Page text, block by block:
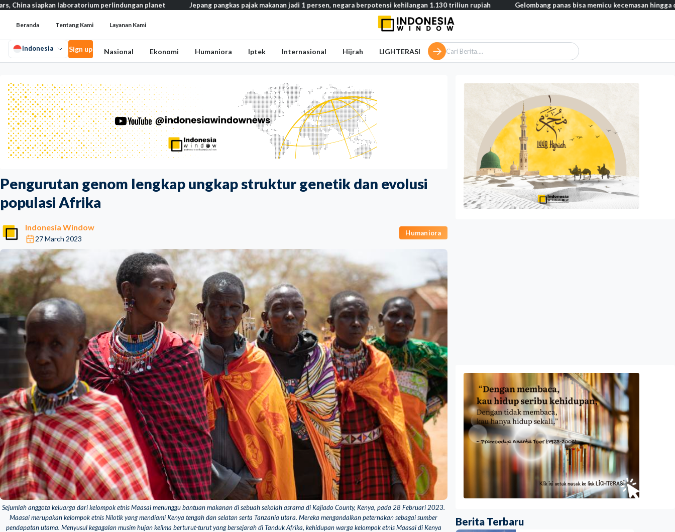
Pengurutan genom lengkap ungkap struktur genetik dan evolusi
populasi Afrika
Indonesia Window
27 March 2023
Humaniora
Sejumlah anggota keluarga dari kelompok etnis Maasai menunggu bantuan makanan di sebuah sekolah asrama di Kajiado County, Kenya, pada 28 Februari 2023.
Maasai merupakan kelompok etnis Nilotik yang mendiami Kenya tengah dan selatan serta Tanzania utara. Mereka mengandalkan peternakan sebagai sumber
pendapatan utama. Menyusul kegagalan musim hujan kelima berturut-turut yang bersejarah di Tanduk Afrika, kehidupan warga kelompok etnis Maasai di Kenya
Berita Terbaru
laboratorium perlindungan planet Jepang pangkas pajak makanan jadi 1 persen, negara berpotensi kehilangan 1.130 triliun rupiah Gelombang panas bisa memicu kecemasan hingga depresi
Beranda Tentang Kami Layanan Kami
Indonesia Sign up Nasional Ekonomi Humaniora Iptek Internasional Hijrah LIGHTERASI